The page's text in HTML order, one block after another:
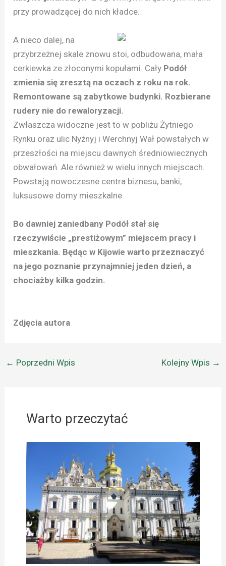
przy prowadzącej do nich kładce.
A nieco dalej, na
przybrzeżnej skale znowu stoi, odbudowana, mała
cerkiewka ze złoconymi kopułami. Cały Podół
zmienia się zresztą na oczach z roku na rok.
Remontowane są zabytkowe budynki. Rozbierane
rudery nie do rewaloryzacji.
Zwłaszcza widoczne jest to w pobliżu Żytniego
Rynku oraz ulic Nyżnyj i Werchnyj Wał powstałych w
przeszłości na miejscu dawnych średniowiecznych
obwałowań. Ale również w wielu innych miejscach.
Powstają nowoczesne centra biznesu, banki,
luksusowe domy mieszkalne.
Bo dawniej zaniedbany Podół stał się
rzeczywiście „prestiżowym” miejscem pracy i
mieszkania. Będąc w Kijowie warto przeznaczyć
na jego poznanie przynajmniej jeden dzień, a
chociażby kilka godzin.
Zdjęcia autora
← Poprzedni Wpis Kolejny Wpis →
Warto przeczytać